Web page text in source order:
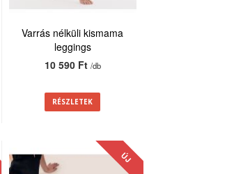
Varrás nélküli kismama
leggings
10 590 Ft /db
RÉSZLETEK
ÚJ